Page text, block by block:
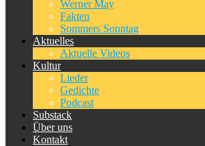
Werner May
Fakten
Sommers Sonntag
Aktuelles
Aktuelle Videos
Kultur
Lieder
Gedichte
Podcast
Substack
Über uns
Kontakt